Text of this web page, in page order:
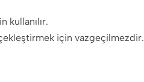
kullanılır.
için vazgeçilmezdir.